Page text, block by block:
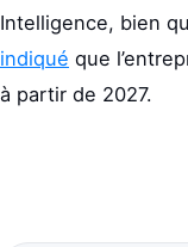
Intelligence, bien
indiqué que
à partir de 2027.